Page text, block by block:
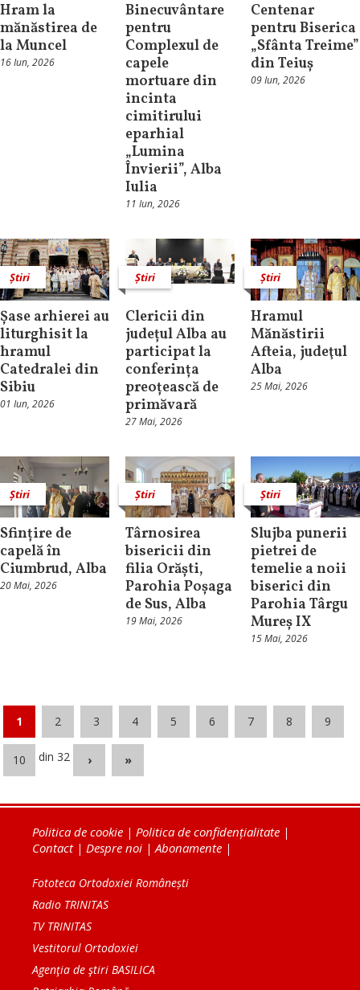
Hram la
mănăstirea de
la Muncel
16 Iun, 2026
Binecuvântare
pentru
Complexul de
capele
mortuare din
incinta
cimitirului
eparhial
„Lumina
Învierii”, Alba
Iulia
11 Iun, 2026
Centenar
pentru Biserica
„Sfânta Treime”
din Teiuș
09 Iun, 2026
Știri
Șase arhierei au
liturghisit la
hramul
Catedralei din
Sibiu
01 Iun, 2026
Știri
Clericii din
județul Alba au
participat la
conferința
preoțească de
primăvară
27 Mai, 2026
Știri
Hramul
Mănăstirii
Afteia, judeţul
Alba
25 Mai, 2026
Știri
Sfințire de
capelă în
Ciumbrud, Alba
20 Mai, 2026
Știri
Târnosirea
bisericii din
filia Orăști,
Parohia Poșaga
de Sus, Alba
19 Mai, 2026
Știri
Slujba punerii
pietrei de
temelie a noii
biserici din
Parohia Târgu
Mureș IX
15 Mai, 2026
1 2 3 4 5 6 7 8 9
10 din 32 › »
Politica de cookie | Politica de confidențialitate |
Contact| Despre noi |Abonamente |
Fototeca Ortodoxiei Românești
Radio TRINITAS
TV TRINITAS
Vestitorul Ortodoxiei
Agenţia de ştiri BASILICA